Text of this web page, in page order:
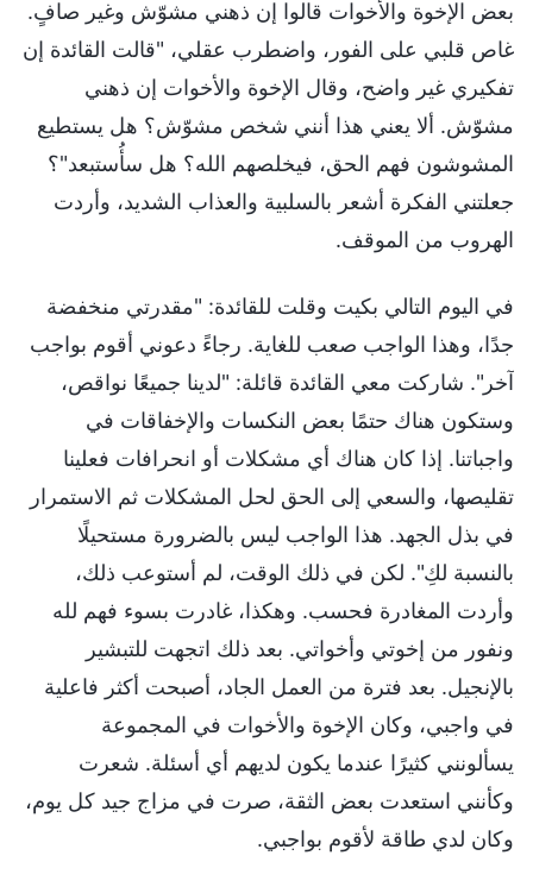
بعض الإخوة والأخوات قالوا إن ذهني مشوّش وغير صافٍ.
غاص قلبي على الفور، واضطرب عقلي، "قالت القائدة إن
تفكيري غير واضح، وقال الإخوة والأخوات إن ذهني
مشوّش. ألا يعني هذا أنني شخص مشوّش؟ هل يستطيع
المشوشون فهم الحق، فيخلصهم الله؟ هل سأُستبعد"؟
جعلتني الفكرة أشعر بالسلبية والعذاب الشديد، وأردت
الهروب من الموقف.
في اليوم التالي بكيت وقلت للقائدة: "مقدرتي منخفضة
جدًا، وهذا الواجب صعب للغاية. رجاءً دعوني أقوم بواجب
آخر". شاركت معي القائدة قائلة: "لدينا جميعًا نواقص،
وستكون هناك حتمًا بعض النكسات والإخفاقات في
واجباتنا. إذا كان هناك أي مشكلات أو انحرافات فعلينا
تقليصها، والسعي إلى الحق لحل المشكلات ثم الاستمرار
في بذل الجهد. هذا الواجب ليس بالضرورة مستحيلًا
بالنسبة لكِ". لكن في ذلك الوقت، لم أستوعب ذلك،
وأردت المغادرة فحسب. وهكذا، غادرت بسوء فهم لله
ونفور من إخوتي وأخواتي. بعد ذلك اتجهت للتبشير
بالإنجيل. بعد فترة من العمل الجاد، أصبحت أكثر فاعلية
في واجبي، وكان الإخوة والأخوات في المجموعة
يسألونني كثيرًا عندما يكون لديهم أي أسئلة. شعرت
وكأنني استعدت بعض الثقة، صرت في مزاج جيد كل يوم،
وكان لدي طاقة لأقوم بواجبي.